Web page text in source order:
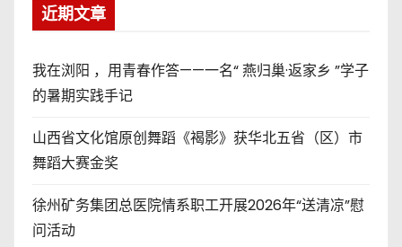
近期文章
我在浏阳 ，用青春作答——一名“ 燕归巢·返家乡 ”学子
的暑期实践手记
山西省文化馆原创舞蹈《褐影》获华北五省（区）市
舞蹈大赛金奖
徐州矿务集团总医院情系职工开展2026年“送清凉”慰
问活动